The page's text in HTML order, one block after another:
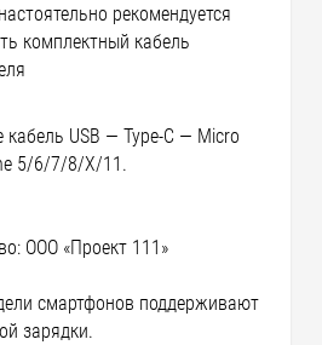
рекомендуется
комплектный кабель
кабель USB — Type-C — Micro
5/6/7/8/Х/11.
ООО «Проект 111»
смартфонов поддерживают
зарядки.